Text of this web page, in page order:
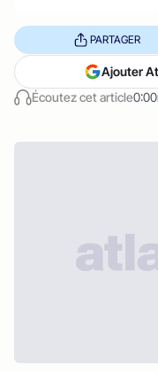
Écoutez cet article
PARTAGER
Ajouter